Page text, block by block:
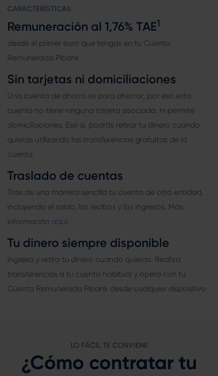
CARACTERÍSTICAS
Remuneración al 1,76% TAE1
desde el primer euro que tengas en tu Cuenta
Remunerada Pibank
Sin tarjetas ni domiciliaciones
Una cuenta de ahorro es para ahorrar; por eso esta
cuenta no tiene ninguna tarjeta asociada, ni permite
domiciliaciones. Eso sí, podrás retirar tu dinero cuando
quieras utilizando las transferencias gratuitas de la
cuenta
Traslado de cuentas
Trae de una manera sencilla tu cuenta de otra entidad,
incluyendo el saldo, los recibos y los ingresos. Más
información aquí.
Tu dinero siempre disponible
Ingresa y retira tu dinero cuando quieras. Realiza
transferencias a tu cuenta habitual y opera con tu
Cuenta Remunerada Pibank desde cualquier dispositivo
LO FÁCIL TE CONVIENE
¿Cómo contratar tu